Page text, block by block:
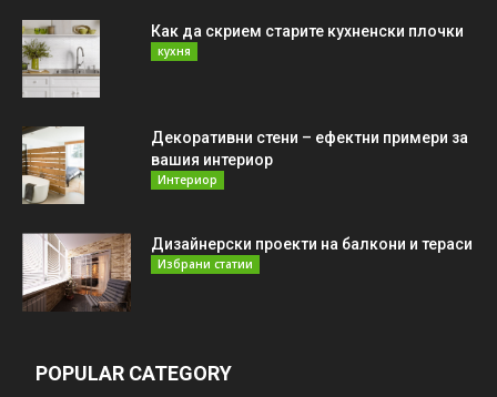
Как да скрием старите кухненски плочки
кухня
Декоративни стени – ефектни примери за
вашия интериор
Интериор
Дизайнерски проекти на балкони и тераси
Избрани статии
POPULAR CATEGORY